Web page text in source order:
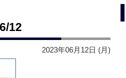
12
2023年06月12日 (月)